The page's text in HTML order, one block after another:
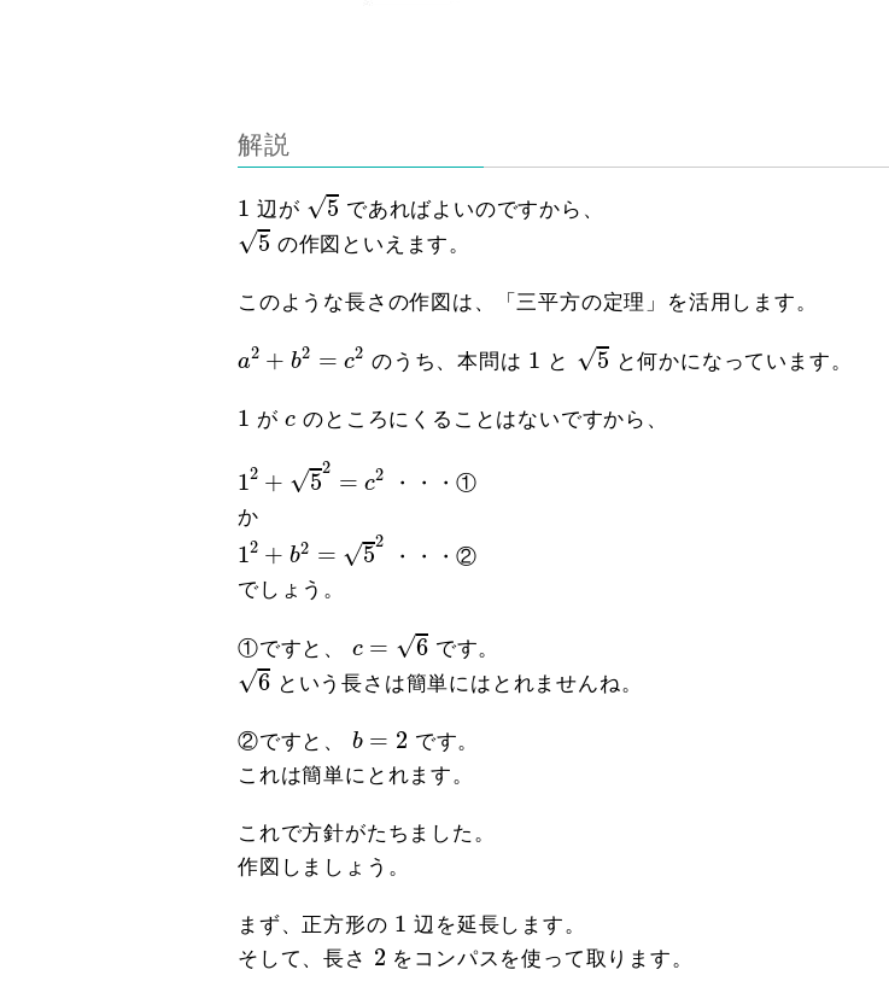
解説
1
1 辺が √5 であればよいのですから、
√5 の作図といえます。
このような長さの作図は、「三平方の定理」を活用します。
a2 + b2 = c2
2 + 2=
のうち、本問は 1
1 と √5 と何かになっています。
1
1 がc
c のところにくることはないですから、
12 + √52 = c2
2 =c
・・・①
か
12 + b2 = √52
12 2=
・・・②
でしょう。
①ですと、 c = √6 です。
√6 という長さは簡単にはとれませんね。
②ですと、 b = 2
b
です。
これは簡単にとれます。
これで方針がたちました。
作図しましょう。
まず、正方形の 1
1 辺を延長します。
そして、長さ 2
2 をコンパスを使って取ります。